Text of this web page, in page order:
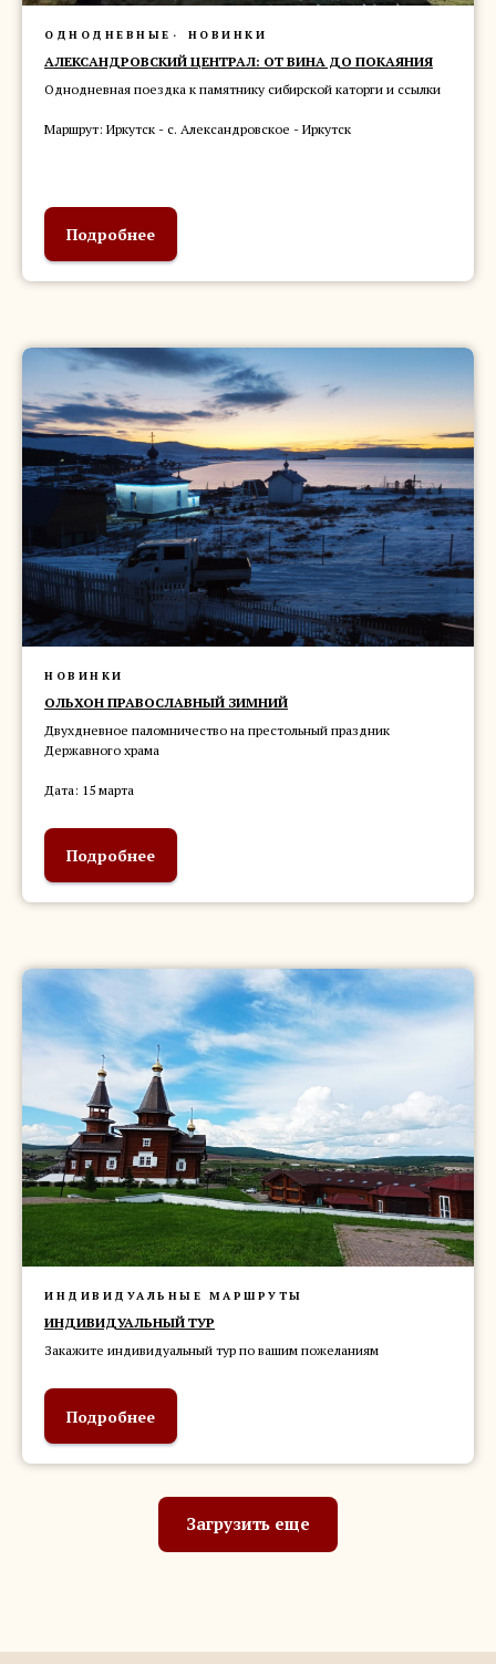
ОДНОДНЕВНЫЕ НОВИНКИ
АЛЕКСАНДРОВСКИЙ ЦЕНТРАЛ: ОТ ВИНА ДО ПОКАЯНИЯ
Однодневная поездка к памятнику сибирской каторги и ссылки
Маршрут: Иркутск - с. Александровское - Иркутск
Подробнее
НОВИНКИ
ОЛЬХОН ПРАВОСЛАВНЫЙ ЗИМНИЙ
Двухдневное паломничество на престольный праздник
Державного храма
Дата: 15 марта
Подробнее
ИНДИВИДУАЛЬНЫЕ МАРШРУТЫ
ИНДИВИДУАЛЬНЫЙ ТУР
Закажите индивидуальный тур по вашим пожеланиям
Подробнее
Загрузить еще